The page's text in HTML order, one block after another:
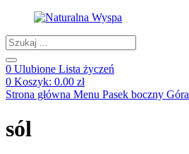
Products
search
0 Ulubione Lista życzeń
0 Koszyk: 0.00 zł
Strona główna Menu Pasek boczny Góra
sól